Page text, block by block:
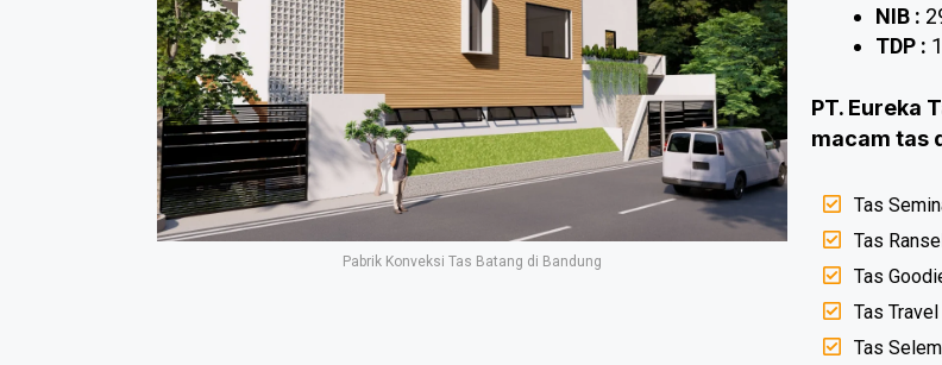
Pabrik Konveksi Tas Batang di Bandung
NIB :
TDP :
PT. Eureka
macam tas
Tas
Tas
Tas
Tas Travel
Tas